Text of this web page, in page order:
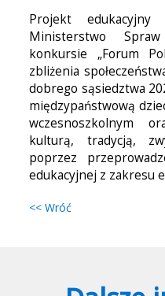
Projekt
Ministerstwo
konkursie „Forum
zbliżenia
dobrego sąsiedztwa
międzypaństwową
wczesnoszkolnym
kulturą, tradycją,
poprzez
edukacyjnej z zakresu
<< Wróć